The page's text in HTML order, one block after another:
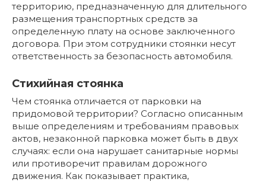
территорию, предназначенную для длительного
размещения транспортных средств за
определенную плату на основе заключенного
договора. При этом сотрудники стоянки несут
ответственность за безопасность автомобиля.
Стихийная стоянка
Чем стоянка отличается от парковки на
придомовой территории? Согласно описанным
выше определениям и требованиям правовых
актов, незаконной парковка может быть в двух
случаях: если она нарушает санитарные нормы
или противоречит правилам дорожного
движения. Как показывает практика,